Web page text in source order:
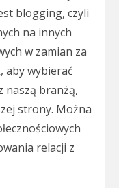
blogging, czyli
na innych
w zamian za
aby wybierać
naszą branżą,
strony. Można
relacji z